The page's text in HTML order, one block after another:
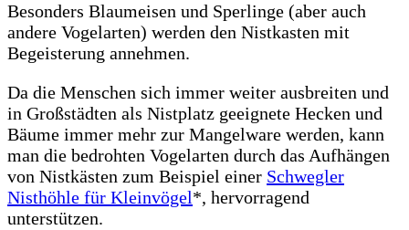
Besonders Blaumeisen und Sperlinge (aber auch
andere Vogelarten) werden den Nistkasten mit
Begeisterung annehmen.
Da die Menschen sich immer weiter ausbreiten und
in Großstädten als Nistplatz geeignete Hecken und
Bäume immer mehr zur Mangelware werden, kann
man die bedrohten Vogelarten durch das Aufhängen
von Nistkästen zum Beispiel einer Schwegler
Nisthöhle für Kleinvögel*, hervorragend
unterstützen.